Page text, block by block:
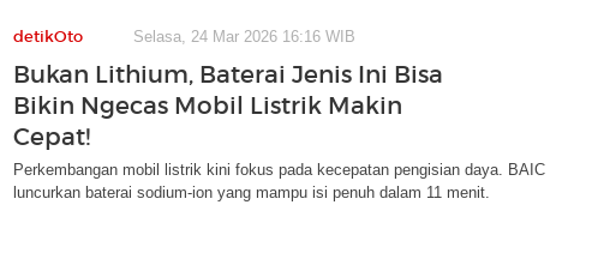
detikOto Selasa, 24 Mar 2026 16:16 WIB
Bukan Lithium, Baterai Jenis Ini Bisa
Bikin Ngecas Mobil Listrik Makin
Cepat!
Perkembangan mobil listrik kini fokus pada kecepatan pengisian daya. BAIC
luncurkan baterai sodium-ion yang mampu isi penuh dalam 11 menit.